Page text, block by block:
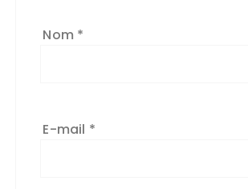
Nom *
E-mail *